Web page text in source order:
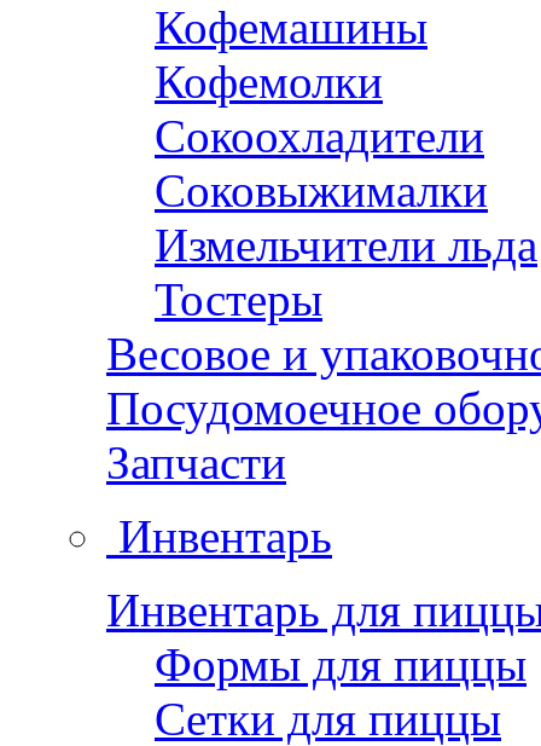
Кофемашины
Кофемолки
Сокоохладители
Соковыжималки
Измельчители льда
Тостеры
Весовое и
Посудомоечное
Запчасти
Инвентарь
Инвентарь для
Формы для пиццы
Сетки для пиццы